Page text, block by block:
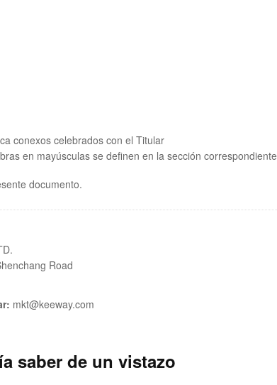
conexos celebrados con el Titular
en mayúsculas se definen en la sección
documento.
Road
mkt@keeway.com
saber de un vistazo